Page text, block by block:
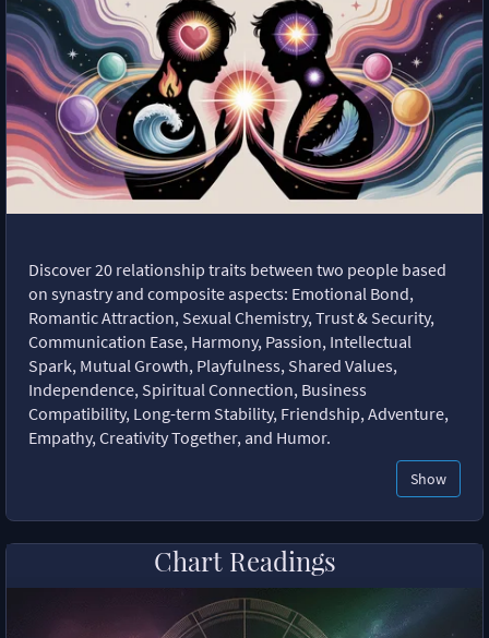
Discover 20 relationship traits between two people based
on synastry and composite aspects: Emotional Bond,
Romantic Attraction, Sexual Chemistry, Trust & Security,
Communication Ease, Harmony, Passion, Intellectual
Spark, Mutual Growth, Playfulness, Shared Values,
Independence, Spiritual Connection, Business
Compatibility, Long-term Stability, Friendship, Adventure,
Empathy, Creativity Together, and Humor.
Show
Chart Readings